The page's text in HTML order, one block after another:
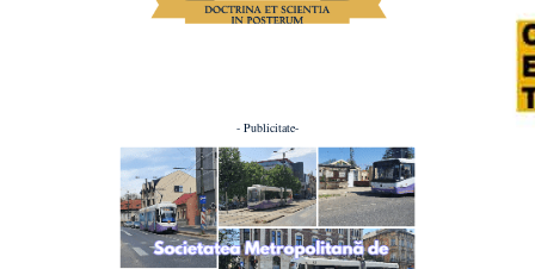
- Publicitate-